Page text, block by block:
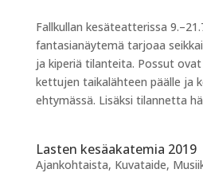
Fallkullan kesäteatterissa
fantasianäytemä tarjoaa
ja kiperiä tilanteita. Possut
kettujen taikalähteen päälle ja
ehtymässä. Lisäksi tilannetta
Lasten kesäakatemia 2019
Ajankohtaista, Kuvataide,